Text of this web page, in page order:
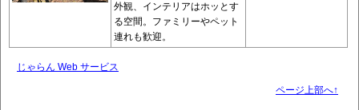
外観、インテリアはホッとす
る空間。ファミリーやペット
連れも歓迎。
じゃらん Web サービス
ページ上部へ↑